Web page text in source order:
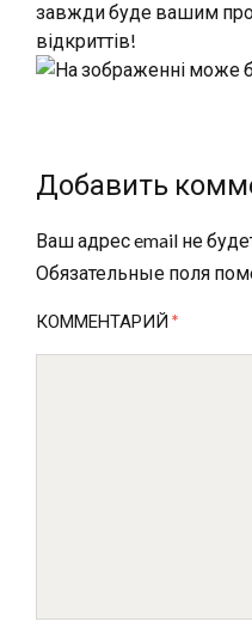
завжди буде вашим
відкриттів!
Добавить
Ваш адрес email не
Обязательные поля
КОММЕНТАРИЙ *